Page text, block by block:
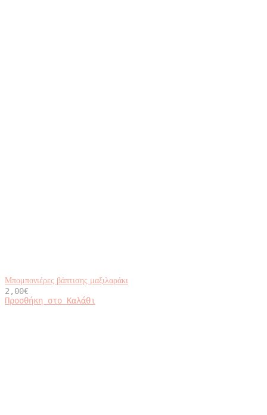
Μπομπονιέρες βάπτισης μαξιλαράκι
2,00€
Προσθήκη στο Καλάθι